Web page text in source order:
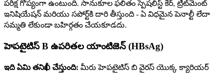
పరీక్ష గోప్యంగా ఉంటుంది. సానుకూల ఫలితం స్పెషలిస్ట్ కేర్, ట్రీట్‌మెంట్
ఇనిషియేషన్ మరియు సపోర్ట్‌కి దారి తీస్తుంది - ఏ విధమైన పెనాల్టీ లేదా
సమ్మతి లేకుండా బహిర్గతం చేయకూడదు.
హెపటైటిస్ B ఉపరితల యాంటిజెన్ (HBsAg)
ఇది ఏమి తనిఖీ చేస్తుంది: మీరు హెపటైటిస్ బి వైరస్ యొక్క క్యారియర్